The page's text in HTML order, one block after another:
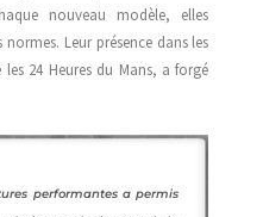
nouveau modèle, elles
Leur présence dans les
24 Heures du Mans, a forgé
performantes a permis